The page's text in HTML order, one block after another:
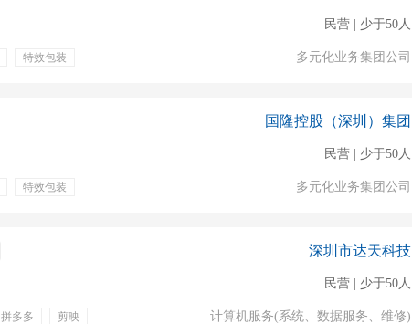
特效包装
民营 | 少于50人
多元化业务集团公司
特效包装
国隆控股（深圳）集团
民营 | 少于50人
多元化业务集团公司
拼多多
剪映
深圳市达天科技
民营 | 少于50人
计算机服务(系统、数据服务、维修)